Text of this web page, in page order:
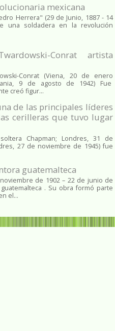
mexicana
Herrera" (29 de Junio, 1887 - 14
una soldadera en la revolución
Conrat artista
Conrat (Viena, 20 de enero
9 de agosto de 1942) Fue
creó figur...
de las principales líderes
cerilleras que tuvo lugar
Chapman; Londres, 31 de
27 de noviembre de 1945)​ fue
guatemalteca
de 1902 – 22 de junio de
. Su obra formó parte
el...